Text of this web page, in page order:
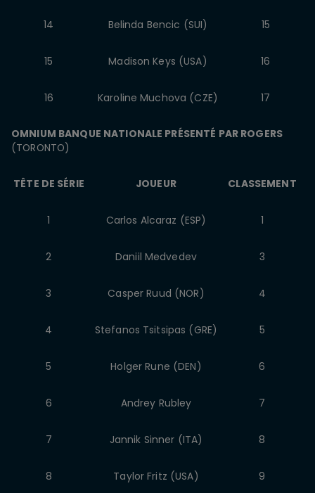
14 Belinda Bencic (SUI) 15
15 Madison Keys (USA) 16
16 Karoline Muchova (CZE) 17
OMNIUM BANQUE NATIONALE PRÉSENTÉ PAR ROGERS
(TORONTO)
TÊTE DE SÉRIE JOUEUR CLASSEMENT
1 Carlos Alcaraz (ESP) 1
2 Daniil Medvedev 3
3 Casper Ruud (NOR) 4
4 Stefanos Tsitsipas (GRE) 5
5 Holger Rune (DEN) 6
6 Andrey Rubley 7
7 Jannik Sinner (ITA) 8
8 Taylor Fritz (USA) 9